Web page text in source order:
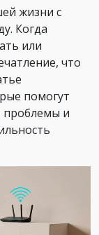
жизни с
Когда
или
что
помогут
проблемы и